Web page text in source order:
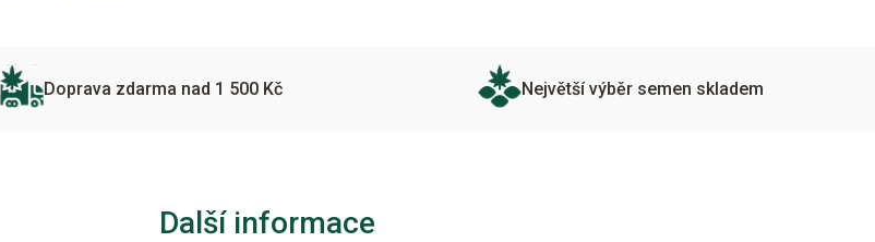
Doprava zdarma nad 1 500 Kč Největší výběr semen skladem
Další informace